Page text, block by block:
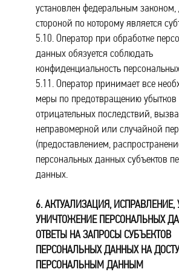
установлен федеральным законом,
стороной по которому является
5.10. Оператор при обработке
данных обязуется соблюдать
конфиденциальность
5.11. Оператор принимает все
меры по предотвращению
отрицательных последствий,
неправомерной или случайной
(предоставлением,
персональных данных субъектов
данных.
6. АКТУАЛИЗАЦИЯ,
УНИЧТОЖЕНИЕ ПЕРСОНАЛЬНЫХ
ОТВЕТЫ НА ЗАПРОСЫ СУБЪЕКТОВ
ПЕРСОНАЛЬНЫХ ДАННЫХ НА
ПЕРСОНАЛЬНЫМ ДАННЫМ